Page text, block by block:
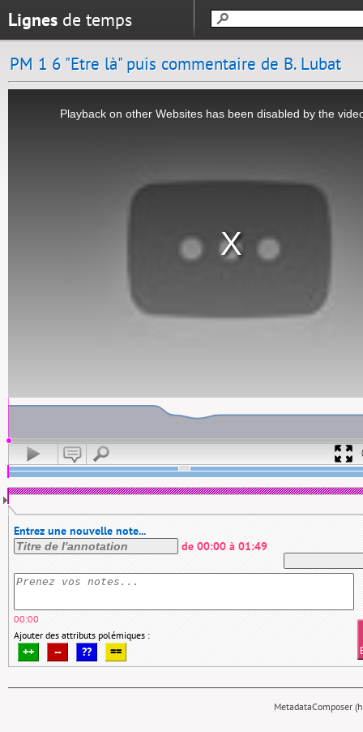
Lignes de temps
PM 1 6 "Etre là" puis commentaire de B. Lubat
Playback on other Websites has been disabled by the
Entrez une nouvelle note...
de 00:00 à 01:49
00:00
Ajouter des attributs polémiques :
++ -- ?? ==
MetadataComposer